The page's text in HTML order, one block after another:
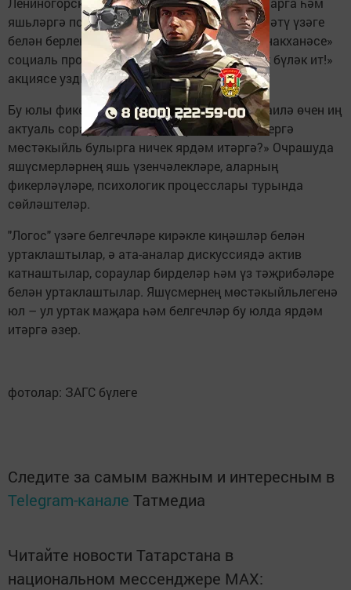
яшьләргә психологик-педагогик ярдәм күрсәтү үзәге
белән берлектә ЗАГС бүлеге «Ата-аналар кунакханәсе»
социаль проекты кысаларында «Җылылык бүләк ит!»
акциясе уздырдылар.
Бу юлы фикер алышуның төп темасы һәр гаилә өчен иң
актуаль сорауларның берсе булды: “Яшүсмергә
мөстәкыйль булырга ничек ярдәм итәргә?» Очрашуда
яшүсмерләрнең яшь үзенчәлекләре, аларның
фикерләүләре, психологик процесслары турында
сөйләштеләр.
"Логос" үзәге белгечләре кирәкле киңәшләр белән
уртаклаштылар, ә ата-аналар дискуссиядә актив
катнаштылар, сораулар бирделәр һәм үз тәҗрибәләре
белән уртаклаштылар. Яшүсмернең мөстәкыйльлегенә
юл – ул уртак маҗара һәм белгечләр бу юлда ярдәм
итәргә әзер.
фотолар: ЗАГС бүлеге
Следите за самым важным и интересным в
Telegram-канале Татмедиа
Читайте новости Татарстана в
национальном мессенджере MАХ: